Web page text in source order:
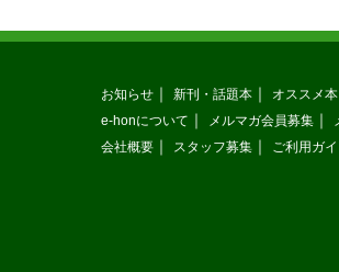
お知らせ 新刊・話題本 オススメ本
e-honについて
メルマガ会員募集
会社概要
スタッフ募集 ご利用ガ